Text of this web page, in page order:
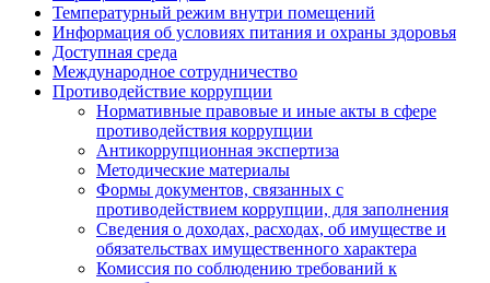
Температурный режим внутри помещений
Информация об условиях питания и охраны здоровья
Доступная среда
Международное сотрудничество
Противодействие коррупции
Нормативные правовые и иные акты в сфере
противодействия коррупции
Антикоррупционная экспертиза
Методические материалы
Формы документов, связанных с
противодействием коррупции, для заполнения
Сведения о доходах, расходах, об имуществе и
обязательствах имущественного характера
Комиссия по соблюдению требований к